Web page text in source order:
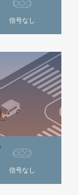
信号なし
信号なし